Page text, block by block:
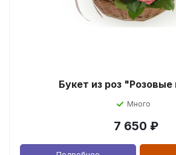
Букет из роз
Много
7 650 ₽